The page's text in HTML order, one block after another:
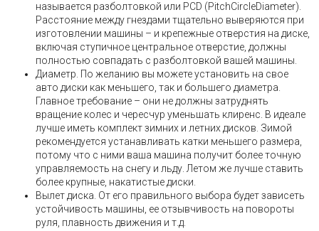
называется разболтовкой или PCD (PitchCircleDiameter).
Расстояние между гнездами тщательно выверяются при
изготовлении машины – и крепежные отверстия на диске,
включая ступичное центральное отверстие, должны
полностью совпадать с разболтовкой вашей машины.
Диаметр. По желанию вы можете установить на свое
авто диски как меньшего, так и большего диаметра.
Главное требование – они не должны затруднять
вращение колес и чересчур уменьшать клиренс. В идеале
лучше иметь комплект зимних и летних дисков. Зимой
рекомендуется устанавливать катки меньшего размера,
потому что с ними ваша машина получит более точную
управляемость на снегу и льду. Летом же лучше ставить
более крупные, накатистые диски.
Вылет диска. От его правильного выбора будет зависеть
устойчивость машины, ее отзывчивость на повороты
руля, плавность движения и т.д.